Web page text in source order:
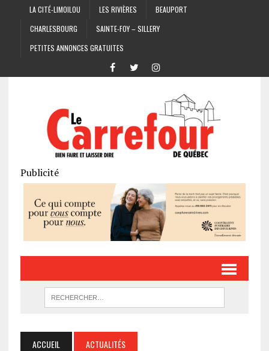
LA CITÉ-LIMOILOU LES RIVIÈRES
BEAUPORT
CHARLESBOURG
SAINTE-FOY – SILLERY
PETITES ANNONCES GRATUITES
Publicité
ACCUEIL ACTUALITÉS